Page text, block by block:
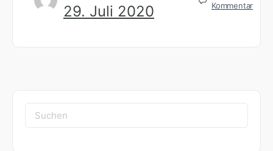
29. Juli 2020
Kommentar
Suchen
nach: